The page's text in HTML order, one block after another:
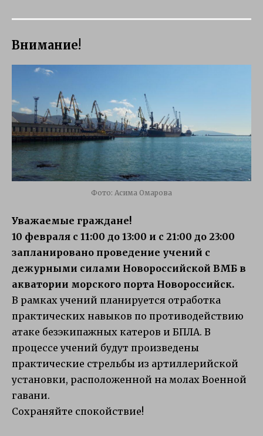
Внимание!
Фото: Асима Омарова
Уважаемые граждане!
10 февраля с 11:00 до 13:00 и с 21:00 до 23:00
запланировано проведение учений с
дежурными силами Новороссийской ВМБ в
акватории морского порта Новороссийск.
В рамках учений планируется отработка
практических навыков по противодействию
атаке безэкипажных катеров и БПЛА. В
процессе учений будут произведены
практические стрельбы из артиллерийской
установки, расположенной на молах Военной
гавани.
Сохраняйте спокойствие!